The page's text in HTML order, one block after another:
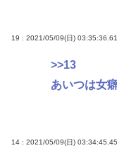
19 : 2021/05/09(日)
>>13
あいつは女
14 : 2021/05/09(日)